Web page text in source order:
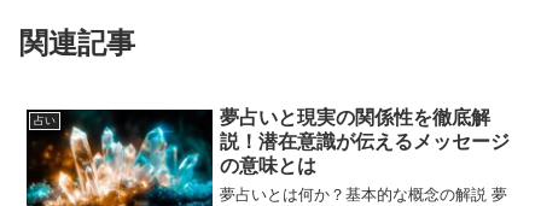
関連記事
占い
夢占いと現実の関係性を徹底解
説！潜在意識が伝えるメッセージ
の意味とは
夢占いとは何か？基本的な概念の解説 夢